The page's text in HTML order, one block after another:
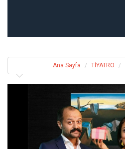
Ana Sayfa TİYATRO